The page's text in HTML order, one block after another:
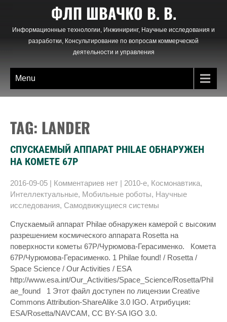
content
ФЛП ШВАЧКО В. В.
Информационные технологии, Инжиниринг, Научные исследования и
разработки, Консультирование по вопросам коммерческой
деятельности и управления
Menu
TAG: LANDER
СПУСКАЕМЫЙ АППАРАТ PHILAE ОБНАРУЖЕН
НА КОМЕТЕ 67P
2016-09-05 | Комментариев нет | 2010-е, Космонавтика,
Интеллектуальные, Мобильные роботы, Научные
исследования, Самодвижущиеся системы
Спускаемый аппарат Philae обнаружен камерой с высоким
разрешением космического аппарата Rosetta на
поверхности кометы 67P/Чурюмова-Герасименко. Комета
67P/Чурюмова-Герасименко. 1 Philae found! / Rosetta /
Space Science / Our Activities / ESA
http://www.esa.int/Our_Activities/Space_Science/Rosetta/Phil
ae_found 1 Этот файл доступен по лицензии Creative
Commons Attribution-ShareAlike 3.0 IGO. Атрибуция:
ESA/Rosetta/NAVCAM, CC BY-SA IGO 3.0.